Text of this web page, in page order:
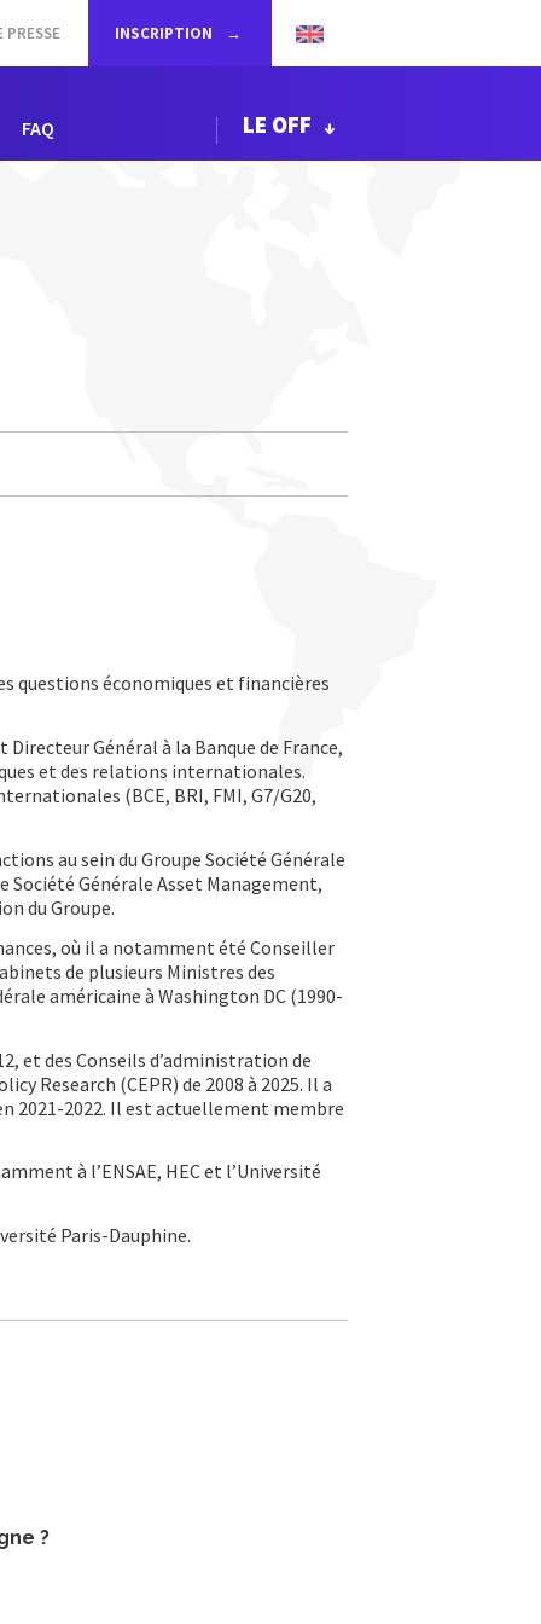
PRESSE INSCRIPTION
FAQ LE OFF
questions économiques et financières
Général à la Banque de France,
et des relations internationales.
(BCE, BRI, FMI, G7/G20,
au sein du Groupe Société Générale
Générale Asset Management,
du Groupe.
où il a notamment été Conseiller
de plusieurs Ministres des
américaine à Washington DC (1990-
et des Conseils d’administration de
Research (CEPR) de 2008 à 2025. Il a
2021-2022. Il est actuellement membre
à l’ENSAE, HEC et l’Université
Paris-Dauphine.
?